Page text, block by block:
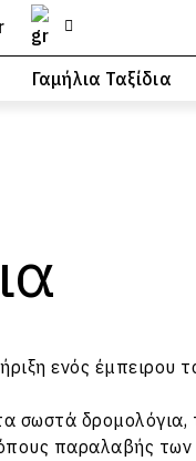
Γαμήλια Ταξίδια
ενός έμπειρου
δρομολόγια,
παραλαβής των